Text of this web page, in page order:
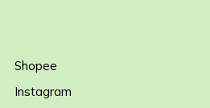
Shopee
Instagram